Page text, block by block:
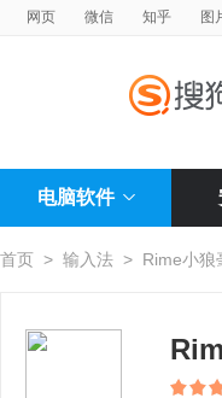
网页 微信 知乎 图
电脑软件
首页 > 输入法 > Rime小狼